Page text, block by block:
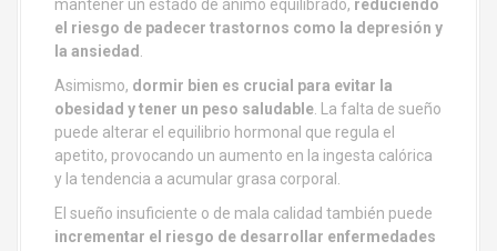
mantener un estado de ánimo equilibrado, reduciendo
el riesgo de padecer trastornos como la depresión y
la ansiedad .
Asimismo, dormir bien es crucial para evitar la
obesidad y tener un peso saludable. La falta de sueño
puede alterar el equilibrio hormonal que regula el
apetito, provocando un aumento en la ingesta calórica
y la tendencia a acumular grasa corporal.
El sueño insuficiente o de mala calidad también puede
incrementar el riesgo de desarrollar enfermedades